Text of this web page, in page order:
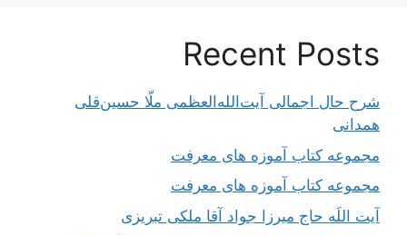
Recent Posts
شرح حال اجمالی آیت‌الله‌العظمی ملّا حسین‌قلی
همدانی
مجموعه کتاب آموزه های معرفت
مجموعه کتاب آموزه های معرفت
آیت اللَه حاج میرزا جواد آقا ملکی تبریزی